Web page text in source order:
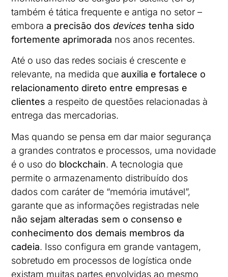
também é tática frequente e antiga no setor –
emboraa precisão dosdevices tenha sido
fortemente aprimorada nos anos recentes.
Até o uso das redes sociais é crescente e
relevante, na medida que auxilia e fortalece o
relacionamento direto entre empresas e
clientes a respeito de questões relacionadas à
entrega das mercadorias.
Mas quando se pensa em dar maior segurança
a grandes contratos e processos, uma novidade
é o uso do blockchain. A tecnologia que
permite o armazenamento distribuído dos
dados com caráter de “memória imutável”,
garante que as informações registradas nele
não sejam alteradas sem o consenso e
conhecimento dos demais membros da
cadeia. Isso configura em grande vantagem,
sobretudo em processos de logística onde
existam muitas partes envolvidas ao mesmo